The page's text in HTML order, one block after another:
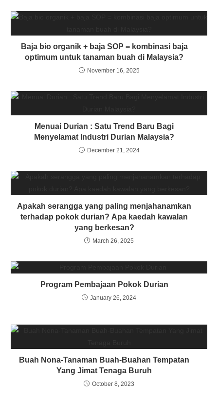
Baja bio organik + baja SOP = kombinasi baja
optimum untuk tanaman buah di Malaysia?
November 16, 2025
Menuai Durian : Satu Trend Baru Bagi
Menyelamat Industri Durian Malaysia?
December 21, 2024
Apakah serangga yang paling menjahanamkan
terhadap pokok durian? Apa kaedah kawalan
yang berkesan?
March 26, 2025
Program Pembajaan Pokok Durian
January 26, 2024
Buah Nona-Tanaman Buah-Buahan Tempatan
Yang Jimat Tenaga Buruh
October 8, 2023